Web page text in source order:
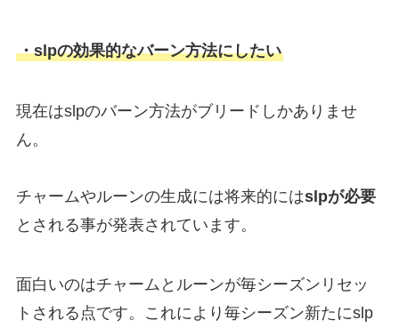
・slpの効果的なバーン方法にしたい
現在はslpのバーン方法がブリードしかありませ
ん。
チャームやルーンの生成には将来的にはslpが必要
とされる事が発表されています。
面白いのはチャームとルーンが毎シーズンリセッ
トされる点です。これにより毎シーズン新たにslp